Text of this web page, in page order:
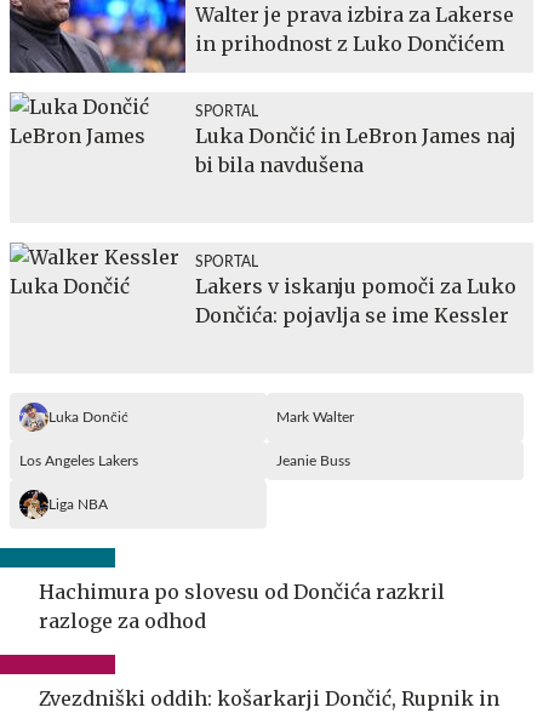
Walter je prava izbira za Lakerse
in prihodnost z Luko Dončićem
SPORTAL
Luka Dončić in LeBron James naj
bi bila navdušena
SPORTAL
Lakers v iskanju pomoči za Luko
Dončića: pojavlja se ime Kessler
Luka Dončić Mark Walter
Los Angeles Lakers Jeanie Buss
Liga NBA
Hachimura po slovesu od Dončića razkril
razloge za odhod
Zvezdniški oddih: košarkarji Dončić, Rupnik in